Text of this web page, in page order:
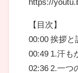
https://
【目次】
00:00 挨拶と
00:49 1.汗も
02:36 2.一つ